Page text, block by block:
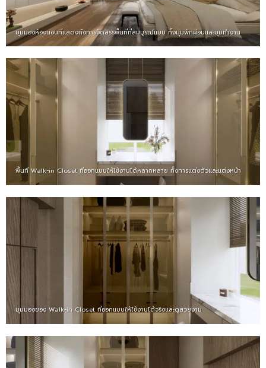
มุมมองห้องนอนที่แสดงถึงการจัดสรรพื้นที่ที่สมบูรณ์แบบ ทั้งมุมพักผ่อนและมุมทำงาน
พื้นที่ Walk-in Closet ที่ออกแบบให้ใช้งานได้หลากหลาย ทั้งการแต่งตัวและแต่งหน้า
มุมมองของ Walk-in Closet ที่ออกแบบให้ใช้งานได้จริงและดูสวยงาม